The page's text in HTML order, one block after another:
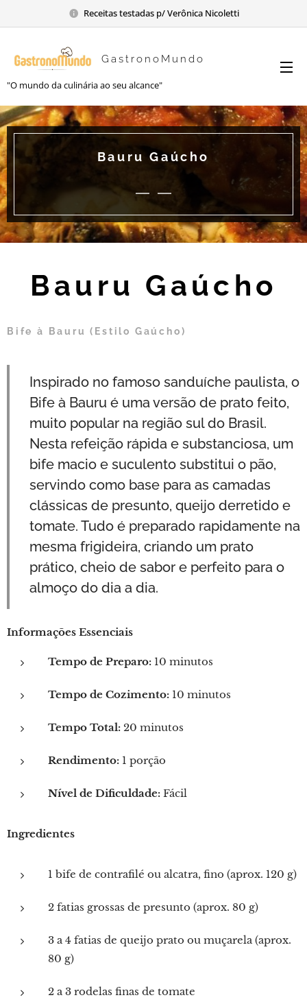
Receitas testadas p/ Verônica Nicoletti
GastronoMundo
"O mundo da culinária ao seu alcance"
Bauru Gaúcho
Bauru Gaúcho
Bife à Bauru (Estilo Gaúcho)
Inspirado no famoso sanduíche paulista, o
Bife à Bauru é uma versão de prato feito,
muito popular na região sul do Brasil.
Nesta refeição rápida e substanciosa, um
bife macio e suculento substitui o pão,
servindo como base para as camadas
clássicas de presunto, queijo derretido e
tomate. Tudo é preparado rapidamente na
mesma frigideira, criando um prato
prático, cheio de sabor e perfeito para o
almoço do dia a dia.
Informações Essenciais
Tempo de Preparo: 10 minutos
Tempo de Cozimento: 10 minutos
Tempo Total: 20 minutos
Rendimento: 1 porção
Nível de Dificuldade: Fácil
Ingredientes
1 bife de contrafilé ou alcatra, fino (aprox. 120 g)
2 fatias grossas de presunto (aprox. 80 g)
3 a 4 fatias de queijo prato ou muçarela (aprox.
80 g)
2 a 3 rodelas finas de tomate